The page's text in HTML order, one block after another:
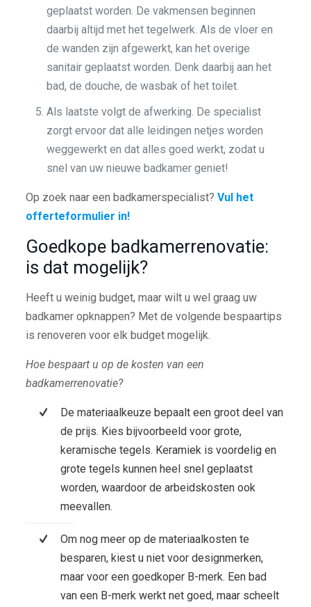
geplaatst worden. De vakmensen beginnen
daarbij altijd met het tegelwerk. Als de vloer en
de wanden zijn afgewerkt, kan het overige
sanitair geplaatst worden. Denk daarbij aan het
bad, de douche, de wasbak of het toilet.
Als laatste volgt de afwerking. De specialist
zorgt ervoor dat alle leidingen netjes worden
weggewerkt en dat alles goed werkt, zodat u
snel van uw nieuwe badkamer geniet!
Op zoek naar een badkamerspecialist? Vul het
offerteformulier in!
Goedkope badkamerrenovatie:
is dat mogelijk?
Heeft u weinig budget, maar wilt u wel graag uw
badkamer opknappen? Met de volgende bespaartips
is renoveren voor elk budget mogelijk.
Hoe bespaart u op de kosten van een
badkamerrenovatie?
De materiaalkeuze bepaalt een groot deel van
de prijs. Kies bijvoorbeeld voor grote,
keramische tegels. Keramiek is voordelig en
grote tegels kunnen heel snel geplaatst
worden, waardoor de arbeidskosten ook
meevallen.
Om nog meer op de materiaalkosten te
besparen, kiest u niet voor designmerken,
maar voor een goedkoper B-merk. Een bad
van een B-merk werkt net goed, maar scheelt